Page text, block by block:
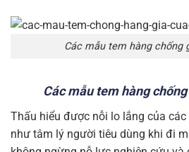
Các mẫu tem hàng chống
Các mẫu tem hàng
Thấu hiểu được nỗi lo lắng của
như tâm lý người tiêu dùng khi đi